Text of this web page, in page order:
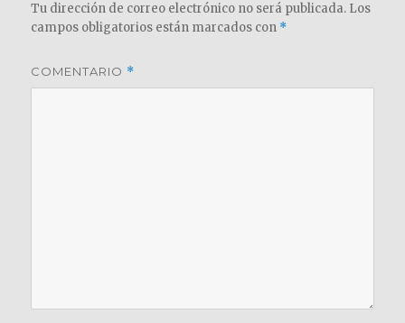
Tu dirección de correo electrónico no será publicada. Los
campos obligatorios están marcados con *
COMENTARIO *